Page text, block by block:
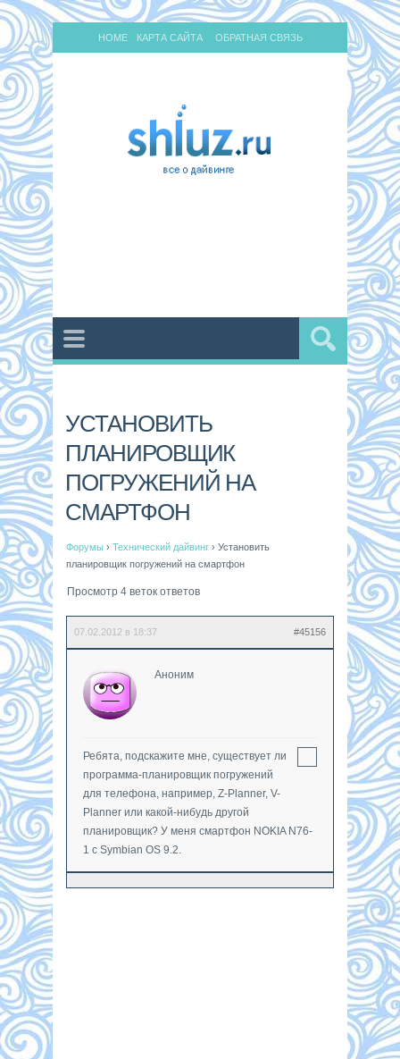
HOME КАРТА САЙТА ОБРАТНАЯ СВЯЗЬ
УСТАНОВИТЬ
ПЛАНИРОВЩИК
ПОГРУЖЕНИЙ НА
СМАРТФОН
Форумы › Технический дайвинг › Установить
планировщик погружений на смартфон
Просмотр 4 веток ответов
07.02.2012 в 18:37 #45156
Аноним
Ребята, подскажите мне, существует ли
программа-планировщик погружений
для телефона, например, Z-Planner, V-
Planner или какой-нибудь другой
планировщик? У меня смартфон NOKIA N76-
1 c Symbian OS 9.2.